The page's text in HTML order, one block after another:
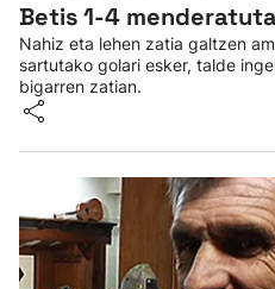
Betis 1-4
Nahiz eta lehen zatia galtzen
sartutako golari esker, talde
bigarren zatian.